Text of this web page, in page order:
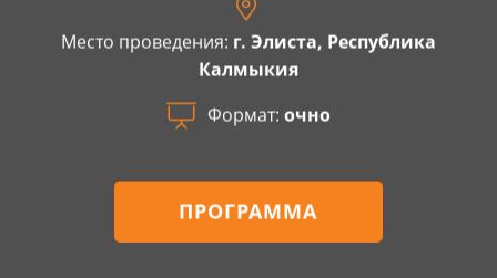
Место проведения: г. Элиста, Республика
Калмыкия
Формат:очно
ПРОГРАММА